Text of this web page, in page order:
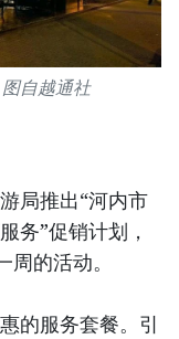
自越通社
局推出“河内市
务”促销计划，
的活动。
的服务套餐。引